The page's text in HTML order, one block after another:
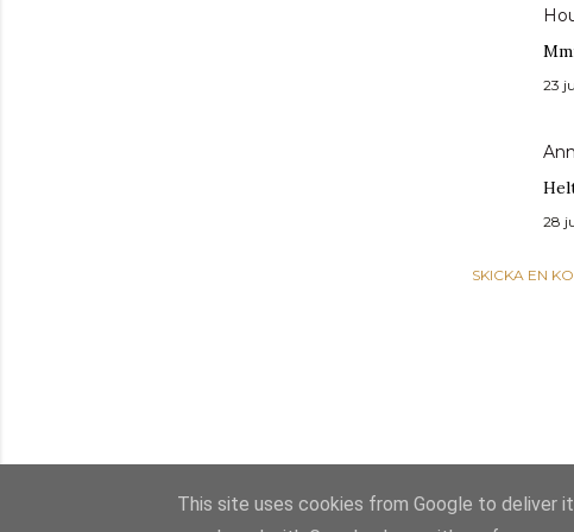
23
28
SKICKA EN
This site uses cookies from Google to deliver